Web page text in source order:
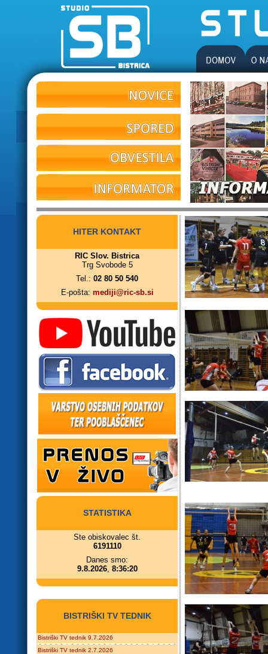
HITER KONTAKT
RIC Slov. Bistrica
Trg Svobode 5
Tel.: 02 80 50 540
E-pošta: mediji@ric-sb.si
STATISTIKA
Ste obiskovalec št.
6191110
Danes smo:
9.8.2026, 8:36:20
BISTRIŠKI TV TEDNIK
Bistriški TV tednik 9.7.2026
Bistriški TV tednik 2.7.2026